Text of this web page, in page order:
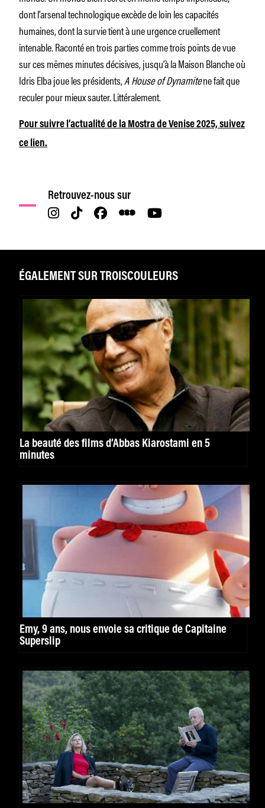
dont l’arsenal technologique excède de loin les capacités
humaines, dont la survie tient à une urgence cruellement
intenable. Raconté en trois parties comme trois points de vue
sur ces mêmes minutes décisives, jusqu’à la Maison Blanche où
Idris Elba joue les présidents,A House of Dynamitene fait que
reculer pour mieux sauter. Littéralement.
Pour suivre l’actualité de la Mostra de Venise 2025, suivez
ce lien.
Retrouvez-nous sur
ÉGALEMENT SUR TROISCOULEURS
La beauté des films d’Abbas Kiarostami en 5
minutes
Emy, 9 ans, nous envoie sa critique de Capitaine
Superslip